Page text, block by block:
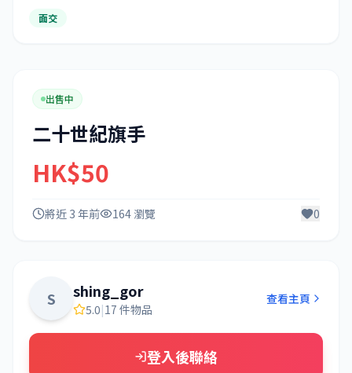
面交
出售中
二十世紀旗手
HK$50
將近 3 年前 164 瀏覽 0
S shing_gor
5.0|17 件物品
查看主頁
登入後聯絡